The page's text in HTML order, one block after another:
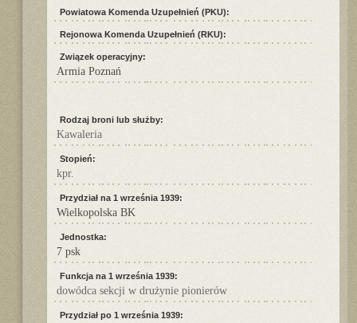
Powiatowa Komenda Uzupełnień (PKU):
Rejonowa Komenda Uzupełnień (RKU):
Związek operacyjny:
Armia Poznań
Rodzaj broni lub służby:
Kawaleria
Stopień:
kpr.
Przydział na 1 września 1939:
Wielkopolska BK
Jednostka:
7 psk
Funkcja na 1 września 1939:
dowódca sekcji w drużynie pionierów
Przydział po 1 września 1939: